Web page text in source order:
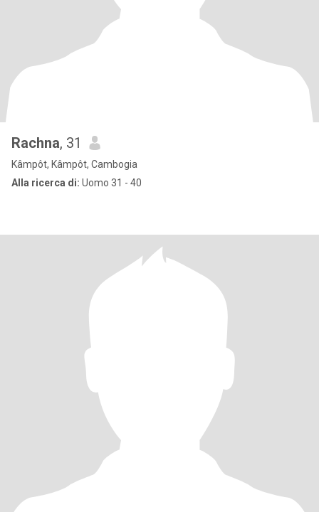
Rachna, 31
Kâmpôt, Kâmpôt, Cambogia
Alla ricerca di: Uomo 31 - 40